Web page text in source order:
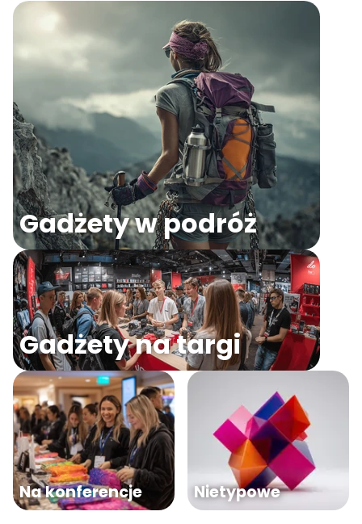
Gadżety w podróż
Gadżety na targi
Na konferencje Nietypowe